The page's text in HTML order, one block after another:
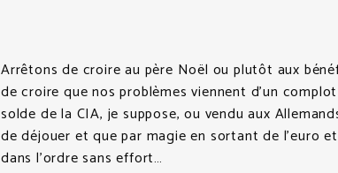
Arrêtons de croire au père Noël ou plutôt aux
de croire que nos problèmes viennent d’un
solde de la CIA, je suppose, ou vendu aux
de déjouer et que par magie en sortant de l’euro
dans l’ordre sans effort…